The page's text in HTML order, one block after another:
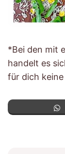
*Bei den mit
handelt es
für dich